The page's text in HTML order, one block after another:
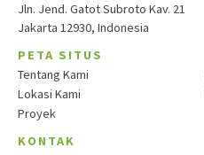
Jln. Jend. Gatot Subroto Kav. 21
Jakarta 12930, Indonesia
PETA SITUS
Tentang Kami
Lokasi Kami
Proyek
KONTAK